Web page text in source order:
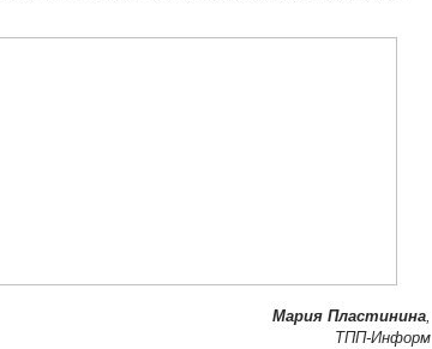
Мария Пластинина,
ТПП-Информ